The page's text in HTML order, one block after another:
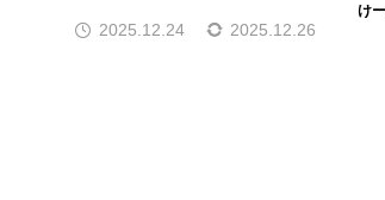
け
2025.12.24 2025.12.26